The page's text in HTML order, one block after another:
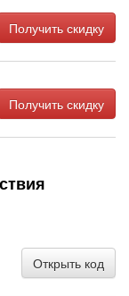
Получить скидку
Получить скидку
Открыть код